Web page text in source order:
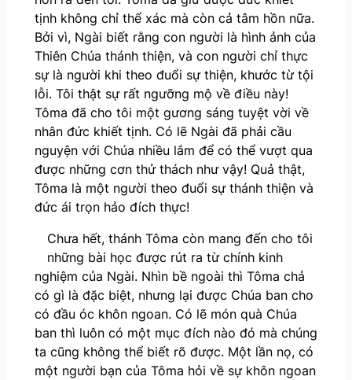
tịnh không chỉ thể xác mà còn cả tâm hồn nữa.
Bởi vì, Ngài biết rằng con người là hình ảnh của
Thiên Chúa thánh thiện, và con người chỉ thực
sự là người khi theo đuổi sự thiện, khước từ tội
lỗi. Tôi thật sự rất ngưỡng mộ về điều này!
Tôma đã cho tôi một gương sáng tuyệt vời về
nhân đức khiết tịnh. Có lẽ Ngài đã phải cầu
nguyện với Chúa nhiều lắm để có thể vượt qua
được những cơn thử thách như vậy! Quả thật,
Tôma là một người theo đuổi sự thánh thiện và
đức ái trọn hảo đích thực!
Chưa hết, thánh Tôma còn mang đến cho tôi
những bài học được rút ra từ chính kinh
nghiệm của Ngài. Nhìn bề ngoài thì Tôma chả
có gì là đặc biệt, nhưng lại được Chúa ban cho
có đầu óc khôn ngoan. Có lẽ món quà Chúa
ban thì luôn có một mục đích nào đó mà chúng
ta cũng không thể biết rõ được. Một lần nọ, có
một người bạn của Tôma hỏi về sự khôn ngoan